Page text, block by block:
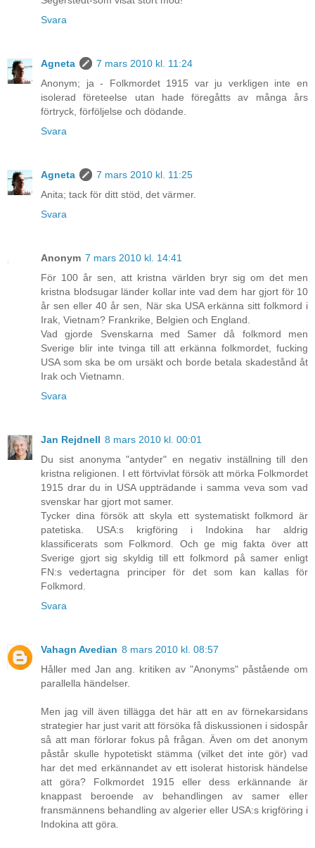
Svara
Agneta
7 mars 2010 kl. 11:24
Anonym; ja - Folkmordet 1915 var ju verkligen inte en
isolerad företeelse utan hade föregåtts av många års
förtryck, förföljelse och dödande.
Svara
Agneta
7 mars 2010 kl. 11:25
Anita; tack för ditt stöd, det värmer.
Svara
Anonym 7 mars 2010 kl. 14:41
För 100 år sen, att kristna världen bryr sig om det men
kristna blodsugar länder kollar inte vad dem har gjort för 10
år sen eller 40 år sen, När ska USA erkänna sitt folkmord i
Irak, Vietnam? Frankrike, Belgien och England.
Vad gjorde Svenskarna med Samer då folkmord men
Sverige blir inte tvinga till att erkänna folkmordet, fucking
USA som ska be om ursäkt och borde betala skadestånd åt
Irak och Vietnamn.
Svara
Jan Rejdnell 8 mars 2010 kl. 00:01
Du sist anonyma "antyder" en negativ inställning till den
kristna religionen. I ett förtvivlat försök att mörka Folkmordet
1915 drar du in USA uppträdande i samma veva som vad
svenskar har gjort mot samer.
Tycker dina försök att skyla ett systematiskt folkmord är
patetiska. USA:s krigföring i Indokina har aldrig
klassificerats som Folkmord. Och ge mig fakta över att
Sverige gjort sig skyldig till ett folkmord på samer enligt
FN:s vedertagna principer för det som kan kallas för
Folkmord.
Svara
Vahagn Avedian 8 mars 2010 kl. 08:57
Håller med Jan ang. kritiken av "Anonyms" påstående om
parallella händelser.
Men jag vill även tillägga det här att en av förnekarsidans
strategier har just varit att försöka få diskussionen i sidospår
så att man förlorar fokus på frågan. Även om det anonym
påstår skulle hypotetiskt stämma (vilket det inte gör) vad
har det med erkännandet av ett isolerat historisk händelse
att göra? Folkmordet 1915 eller dess erkännande är
knappast beroende av behandlingen av samer eller
fransmännens behandling av algerier eller USA:s krigföring i
Indokina att göra.